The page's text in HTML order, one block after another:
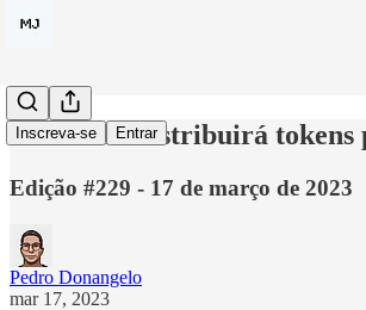
Inscreva-se Entrar
Arbitrum distribuirá tokens
Edição #229 - 17 de março de 2023
Pedro Donangelo
mar 17, 2023